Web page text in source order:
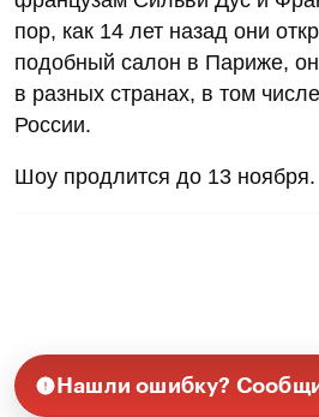
пор, как 14 лет назад они
подобный салон в Париже,
в разных странах, в том
России.
Шоу продлится до 13 ноября.
Нашли ошибку?